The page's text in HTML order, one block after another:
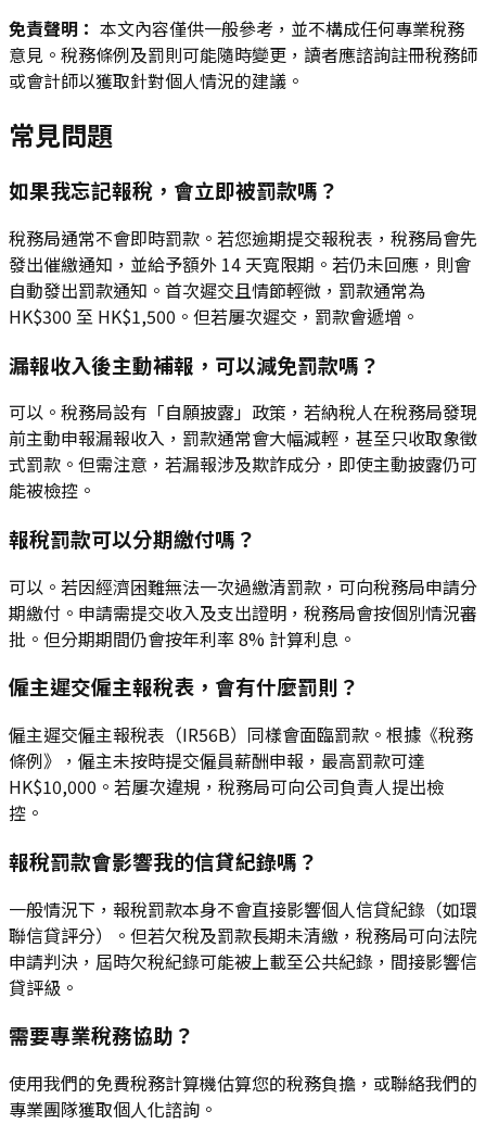
免責聲明： 本文內容僅供一般參考，並不構成任何專業稅務
意見。稅務條例及罰則可能隨時變更，讀者應諮詢註冊稅務師
或會計師以獲取針對個人情況的建議。
常見問題
如果我忘記報稅，會立即被罰款嗎？
稅務局通常不會即時罰款。若您逾期提交報稅表，稅務局會先
發出催繳通知，並給予額外 14 天寬限期。若仍未回應，則會
自動發出罰款通知。首次遲交且情節輕微，罰款通常為
HK$300 至 HK$1,500。但若屢次遲交，罰款會遞增。
漏報收入後主動補報，可以減免罰款嗎？
可以。稅務局設有「自願披露」政策，若納稅人在稅務局發現
前主動申報漏報收入，罰款通常會大幅減輕，甚至只收取象徵
式罰款。但需注意，若漏報涉及欺詐成分，即使主動披露仍可
能被檢控。
報稅罰款可以分期繳付嗎？
可以。若因經濟困難無法一次過繳清罰款，可向稅務局申請分
期繳付。申請需提交收入及支出證明，稅務局會按個別情況審
批。但分期期間仍會按年利率 8% 計算利息。
僱主遲交僱主報稅表，會有什麼罰則？
僱主遲交僱主報稅表（IR56B）同樣會面臨罰款。根據《稅務
條例》，僱主未按時提交僱員薪酬申報，最高罰款可達
HK$10,000。若屢次違規，稅務局可向公司負責人提出檢
控。
報稅罰款會影響我的信貸紀錄嗎？
一般情況下，報稅罰款本身不會直接影響個人信貸紀錄（如環
聯信貸評分）。但若欠稅及罰款長期未清繳，稅務局可向法院
申請判決，屆時欠稅紀錄可能被上載至公共紀錄，間接影響信
貸評級。
需要專業稅務協助？
使用我們的免費稅務計算機估算您的稅務負擔，或聯絡我們的
專業團隊獲取個人化諮詢。